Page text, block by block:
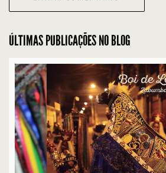
ÚLTIMAS PUBLICAÇÕES NO BLOG